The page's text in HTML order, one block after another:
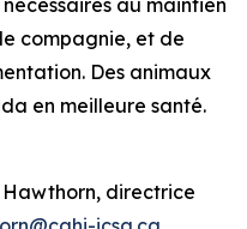
au maintien
compagnie, et de
Des animaux
en meilleure santé.
Hawthorn, directrice